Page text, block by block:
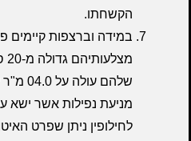
הקשחתו.
במידה וברצפות
שלהם
לחילופין ניתן שפרט